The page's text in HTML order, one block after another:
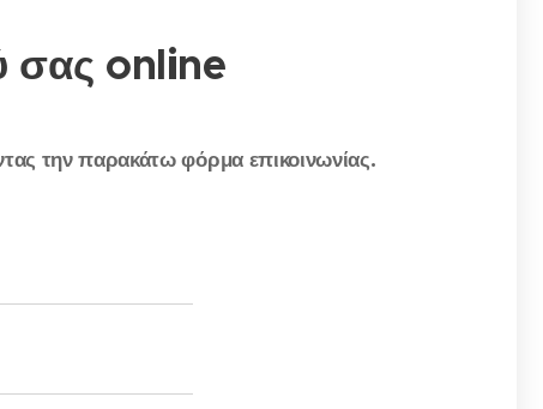
σας online
την παρακάτω φόρμα επικοινωνίας.